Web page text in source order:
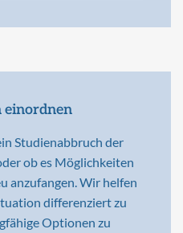
einordnen
Studienabbruch der
ob es Möglichkeiten
anzufangen. Wir helfen
differenziert zu
Optionen zu